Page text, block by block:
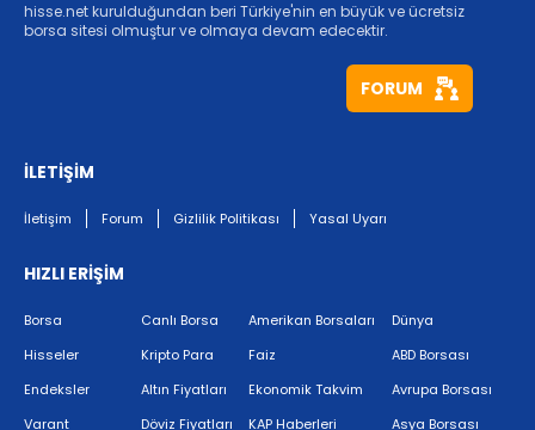
hisse.net kurulduğundan beri Türkiye'nin en büyük ve ücretsiz
borsa sitesi olmuştur ve olmaya devam edecektir.
FORUM
İLETİŞİM
İletişim Forum Gizlilik Politikası Yasal Uyarı
HIZLI ERİŞİM
Borsa
Hisseler
Endeksler
Varant
Canlı Borsa
Kripto Para
Altın Fiyatları
Döviz Fiyatları
Amerikan Borsaları
Faiz
Ekonomik Takvim
KAP Haberleri
Dünya
ABD Borsası
Avrupa Borsası
Asya Borsası